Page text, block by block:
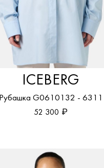
ICEBERG
Рубашка G0610132 - 6311
52 300